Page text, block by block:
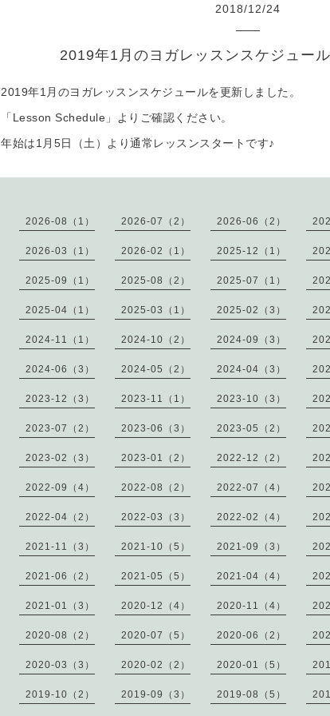
2018/12/24
2019年1月のヨガレッスンスケジュー
2019年1月のヨガレッスンスケジュールを更新しました。
「Lesson Schedule」よりご確認ください。
年始は1月5日（土）より通常レッスンスタートです♪
2026-08（1） 2026-07（2） 2026-06（2）
2026-03（1） 2026-02（1） 2025-12（1）
2025-09（1） 2025-08（2） 2025-07（1）
2025-04（1） 2025-03（1） 2025-02（3）
2024-11（1） 2024-10（2） 2024-09（3）
2024-06（3） 2024-05（2） 2024-04（3）
2023-12（3） 2023-11（1） 2023-10（3）
2023-07（2） 2023-06（3） 2023-05（2）
2023-02（3） 2023-01（2） 2022-12（2）
2022-09（4） 2022-08（2） 2022-07（4）
2022-04（2） 2022-03（3） 2022-02（4）
2021-11（3） 2021-10（5） 2021-09（3）
2021-06（2） 2021-05（5） 2021-04（4）
2021-01（3） 2020-12（4） 2020-11（4）
2020-08（2） 2020-07（5） 2020-06（2）
2020-03（3） 2020-02（2） 2020-01（5）
2019-10（2） 2019-09（3） 2019-08（5）